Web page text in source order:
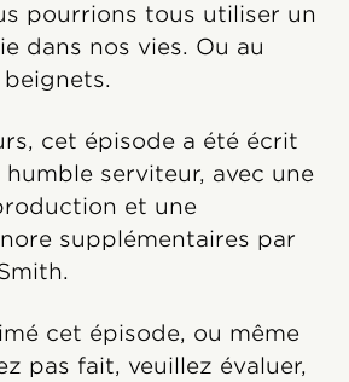
pourrions tous utiliser un
dans nos vies. Ou au
cet épisode a été écrit
serviteur, avec une
et une
supplémentaires par
cet épisode, ou même
pas fait, veuillez évaluer,